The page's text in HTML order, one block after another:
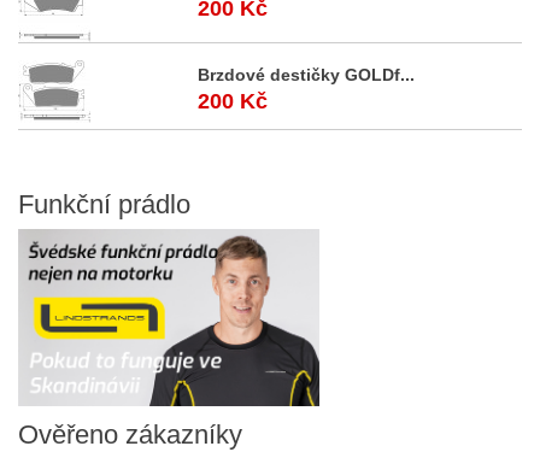
200 Kč
Brzdové destičky GOLDf...
200 Kč
Funkční prádlo
Ověřeno zákazníky